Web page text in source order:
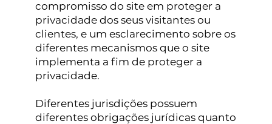
compromisso do site em proteger a
privacidade dos seus visitantes ou
clientes, e um esclarecimento sobre os
diferentes mecanismos que o site
implementa a fim de proteger a
privacidade.
Diferentes jurisdições possuem
diferentes obrigações jurídicas quanto